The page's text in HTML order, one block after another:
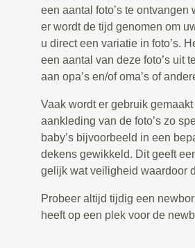
een aantal foto’s te
er wordt de tijd genomen om
u direct een variatie in foto’s.
een aantal van deze foto’s uit
aan opa’s en/of oma’s of
Vaak wordt er gebruik
aankleding van de foto’s zo
baby’s bijvoorbeeld in een
dekens gewikkeld. Dit geeft
gelijk wat veiligheid waardoor
Probeer altijd tijdig een
heeft op een plek voor de